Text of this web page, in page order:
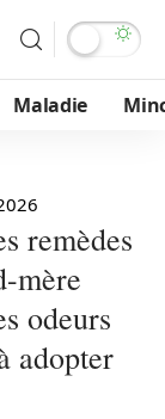
Maladie
remèdes
mère
odeurs
adopter